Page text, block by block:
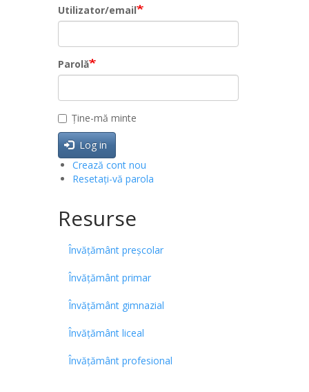
Utilizator/email
Parolă
Ține-mă minte
Log in
Crează cont nou
Resetați-vă parola
Resurse
Învățământ preșcolar
Învățământ primar
Învățământ gimnazial
Învățământ liceal
Învățământ profesional